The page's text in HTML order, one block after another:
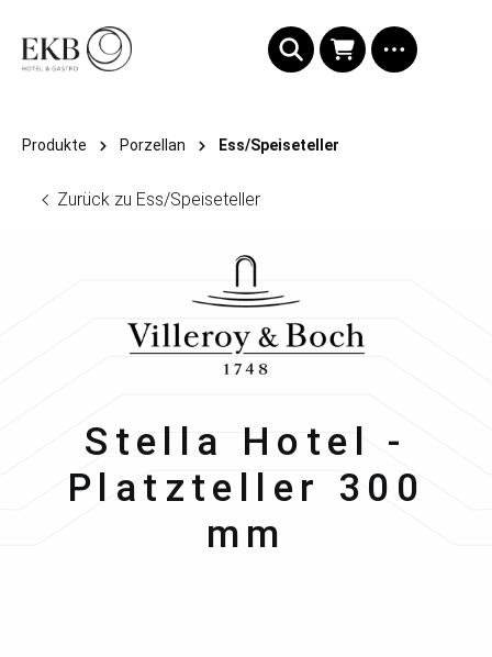
Produkte Porzellan Ess/Speiseteller
Zurück zu Ess/Speiseteller
Villeroy & Boch
Stella Hotel -
Platzteller 300
mm